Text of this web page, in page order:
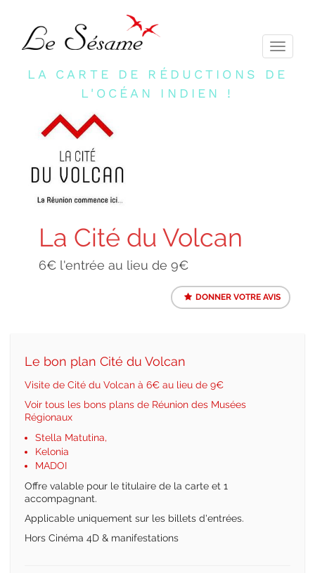
Toggle
LA CARTE DE RÉDUCTIONS DE
L'OCÉAN INDIEN !
La Cité du Volcan
6€ l'entrée au lieu de 9€
DONNER VOTRE AVIS
Le bon plan Cité du Volcan
Visite de Cité du Volcan à 6€ au lieu de 9€
Voir tous les bons plans de Réunion des Musées
Régionaux
Stella Matutina,
Kelonia
MADOI
Offre valable pour le titulaire de la carte et 1
accompagnant.
Applicable uniquement sur les billets d'entrées.
Hors Cinéma 4D & manifestations